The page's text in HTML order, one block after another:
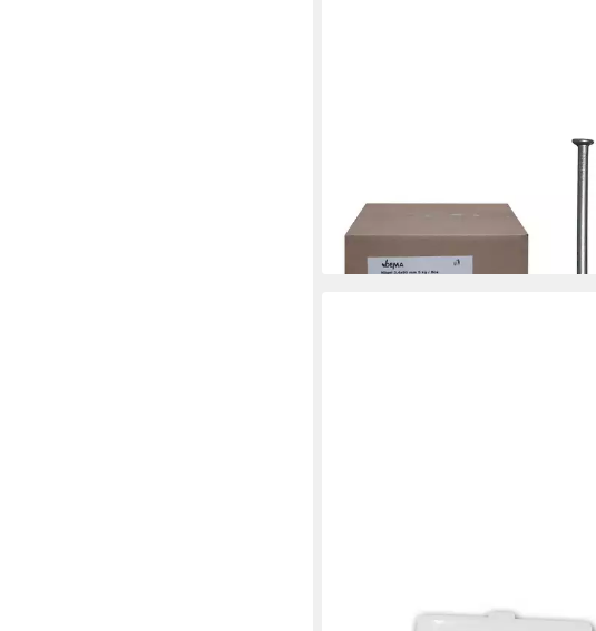
Stahlnagel Nägel 3,4x90 mm 5 kg /
18,09 €
lieferbar - in 2-3 Werktagen bei dir
WORLD-TRADING-NET